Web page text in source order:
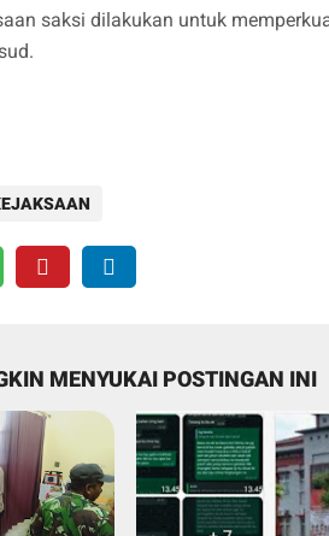
saksi dilakukan untuk
MENYUKAI POSTINGAN INI